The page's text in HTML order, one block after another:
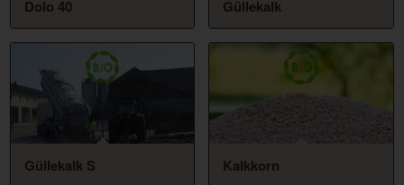
Dolo 40 Güllekalk
Güllekalk S Kalkkorn